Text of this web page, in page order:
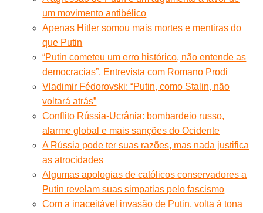
um movimento antibélico
Apenas Hitler somou mais mortes e mentiras do
que Putin
“Putin cometeu um erro histórico, não entende as
democracias”. Entrevista com Romano Prodi
Vladimir Fédorovski: “Putin, como Stalin, não
voltará atrás”
Conflito Rússia-Ucrânia: bombardeio russo,
alarme global e mais sanções do Ocidente
A Rússia pode ter suas razões, mas nada justifica
as atrocidades
Algumas apologias de católicos conservadores a
Putin revelam suas simpatias pelo fascismo
Com a inaceitável invasão de Putin, volta à tona